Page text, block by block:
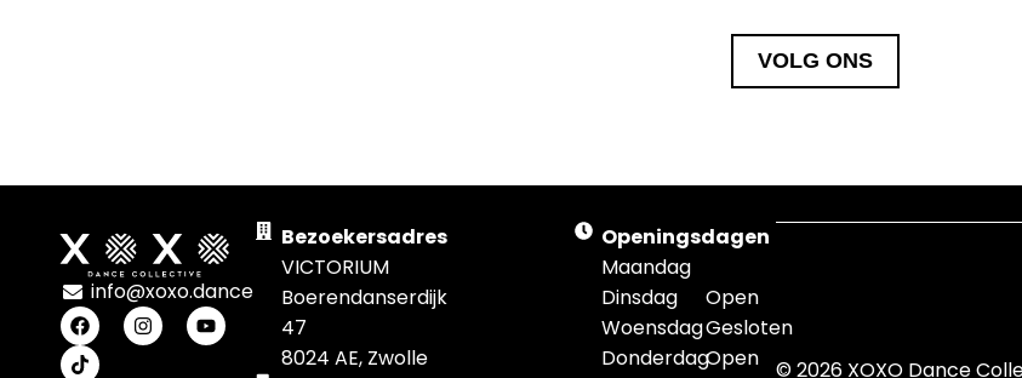
VOLG ONS
info@xoxo.dance
Bezoekersadres
VICTORIUM
Boerendanserdijk
47
8024 AE, Zwolle
Openingsdagen
Maandag
Dinsdag
Woensdag
Donderdag
Lorem
Open
Gesloten
Open
© 2026 XOXO Dance